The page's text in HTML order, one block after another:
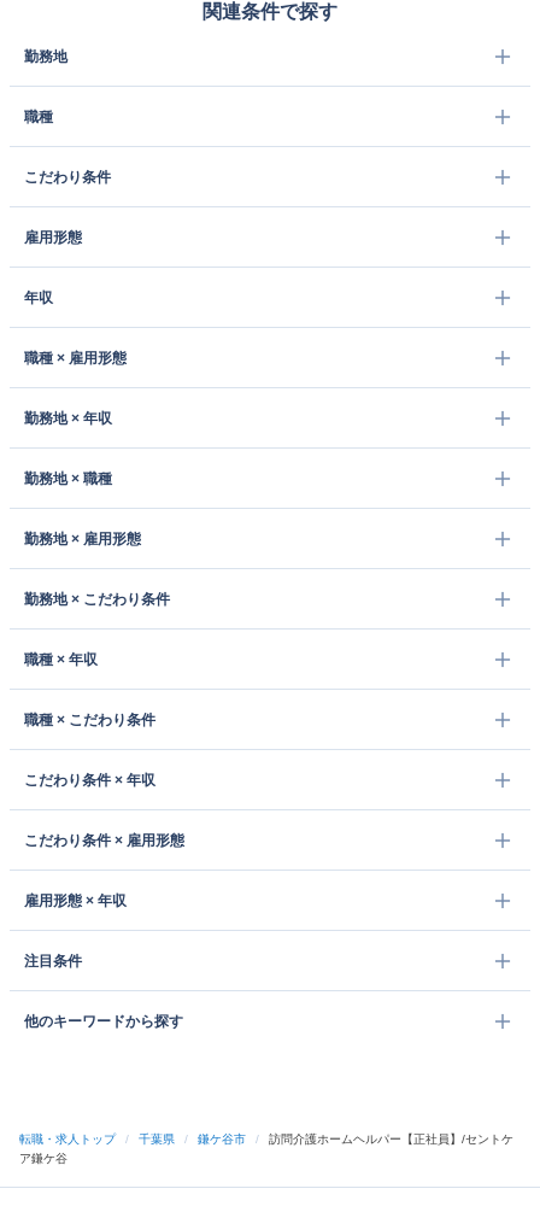
関連条件で探す
勤務地
職種
こだわり条件
雇用形態
年収
職種 × 雇用形態
勤務地 × 年収
勤務地 × 職種
勤務地 × 雇用形態
勤務地 × こだわり条件
職種 × 年収
職種 × こだわり条件
こだわり条件 × 年収
こだわり条件 × 雇用形態
雇用形態 × 年収
注目条件
他のキーワードから探す
転職・求人トップ / 千葉県 / 鎌ケ谷市 /
訪問介護ホームヘルパー【正社員】/セントケ
ア鎌ケ谷